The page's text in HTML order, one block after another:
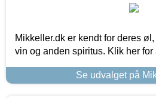
Mikkeller.dk er kendt for deres
vin og anden spiritus. Klik her for
Se udvalget på